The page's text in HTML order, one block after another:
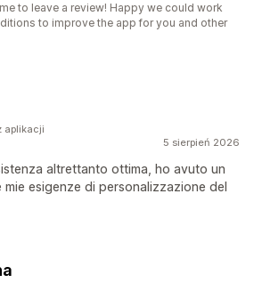
to leave a review! Happy we could work
to improve the app for you and other
5 sierpień 2026
altrettanto ottima, ho avuto un
esigenze di personalizzazione del
aplikacji